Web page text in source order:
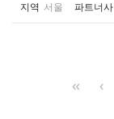
지역 서울 파트너사